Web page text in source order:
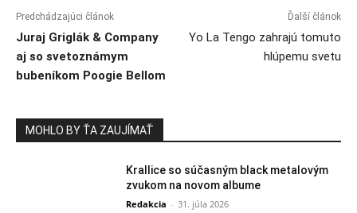
Predchádzajúci článok
Juraj Griglák & Company
aj so svetoznámym
bubeníkom Poogie Bellom
Ďalší článok
Yo La Tengo zahrajú tomuto
hlúpemu svetu
MOHLO BY ŤA ZAUJÍMAŤ
Krallice so súčasným black metalovým
zvukom na novom albume
Redakcia - 31. júla 2026